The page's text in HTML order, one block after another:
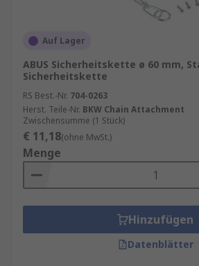
Auf Lager
ABUS Sicherheitskette ø 60 mm,
Sicherheitskette
RS Best.-Nr. 704-0263
Herst. Teile-Nr. BKW Chain Attachment
Zwischensumme (1 Stück)
€ 11,18(ohne MwSt.)
Menge
Hinzufügen
Datenblätter